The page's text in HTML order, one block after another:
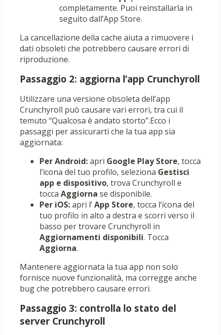
completamente. Puoi reinstallarla in
seguito dall’App Store.
La cancellazione della cache aiuta a rimuovere i
dati obsoleti che potrebbero causare errori di
riproduzione.
Passaggio 2: aggiorna l’app Crunchyroll
Utilizzare una versione obsoleta dell’app
Crunchyroll può causare vari errori, tra cui il
temuto “Qualcosa è andato storto”.Ecco i
passaggi per assicurarti che la tua app sia
aggiornata:
Per Android:apri Google Play Store, tocca
l’icona del tuo profilo, seleziona Gestisci
app e dispositivo, trova Crunchyroll e
tocca Aggiorna se disponibile.
Per iOS:apri l’App Store, tocca l’icona del
tuo profilo in alto a destra e scorri verso il
basso per trovare Crunchyroll in
Aggiornamenti disponibili. Tocca
Aggiorna.
Mantenere aggiornata la tua app non solo
fornisce nuove funzionalità, ma corregge anche
bug che potrebbero causare errori.
Passaggio 3: controlla lo stato del
server Crunchyroll